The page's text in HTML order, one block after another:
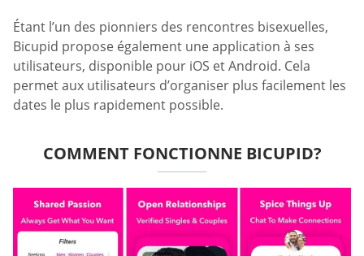
Étant l’un des pionniers des rencontres bisexuelles,
Bicupid propose également une application à ses
utilisateurs, disponible pour iOS et Android. Cela
permet aux utilisateurs d’organiser plus facilement les
dates le plus rapidement possible.
COMMENT FONCTIONNE BICUPID?